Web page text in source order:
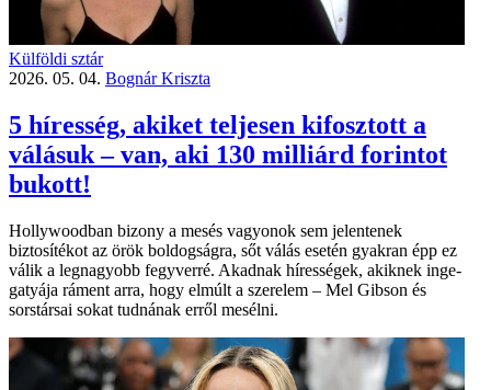
Külföldi sztár
2026. 05. 04. Bognár Kriszta
5 híresség, akiket teljesen kifosztott a
válásuk – van, aki 130 milliárd forintot
bukott!
Hollywoodban bizony a mesés vagyonok sem jelentenek
biztosítékot az örök boldogságra, sőt válás esetén gyakran épp ez
válik a legnagyobb fegyverré. Akadnak hírességek, akiknek inge-
gatyája ráment arra, hogy elmúlt a szerelem – Mel Gibson és
sorstársai sokat tudnának erről mesélni.